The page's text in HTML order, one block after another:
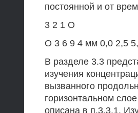
постоянной и от
3 2 1 О
О 3 6 9 4 мм 0,0 2,5
В разделе 3.3
изучения
вызванного
горизонтальном
описана в п.3.3.1.